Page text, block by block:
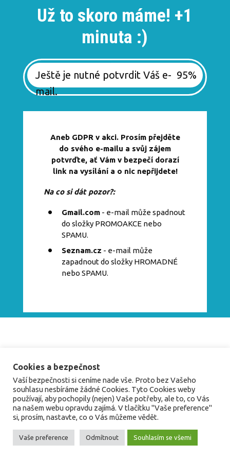
Už to skoro máme! +1
minuta :)
Ještě je nutné potvrdit Váš e-
mail.
95%
Aneb GDPR v akci. Prosím přejděte
do svého e-mailu a svůj zájem
potvrďte, ať Vám v bezpečí dorazí
link na vysílání a o nic nepřijdete!
Na co si dát pozor?:
Gmail.com- e-mail může spadnout
do složky PROMOAKCE nebo
SPAMU.
Seznam.cz - e-mail může
zapadnout do složky HROMADNÉ
nebo SPAMU.
Cookies a bezpečnost
Vaší bezpečnosti si ceníme nade vše. Proto bez Vašeho
souhlasu nesbíráme žádné Cookies. Tyto Cookies weby
používají, aby pochopily (nejen) Vaše potřeby, ale to, co Vás
na našem webu opravdu zajímá. V tlačítku "Vaše preference"
si, prosím, nastavte, co o Vás můžeme vědět.
Vaše preference Odmítnout Souhlasím se všemi